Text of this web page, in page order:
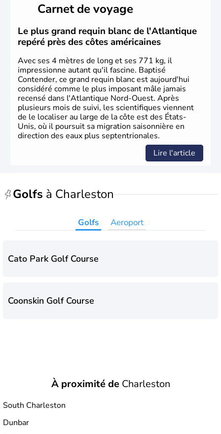
Plusieurs populations se sont succédées avant l'arrivée
des européens, suite à la découverte du continent par
Christophe Colomb en 1492. Les 13 colonies
britanniques proclament la Déclaration d'indépendance
en 1776 et adoptent leur première constitution en 1787.
La conquête de l'Ouest marque ensuite l'entrée dans une
phase de développement intense.
Carnet de voyage
Le plus grand requin blanc de l'Atlantique
repéré près des côtes américaines
Avec ses 4 mètres de long et ses 771 kg, il
impressionne autant qu'il fascine. Baptisé
Contender, ce grand requin blanc est aujourd'hui
considéré comme le plus imposant mâle jamais
recensé dans l'Atlantique Nord-Ouest. Après
plusieurs mois de suivi, les scientifiques viennent
de le localiser au large de la côte est des États-
Unis, où il poursuit sa migration saisonnière en
direction des eaux plus septentrionales.
Lire l'article
Golfs à Charleston
Golfs Aeroport
Cato Park Golf Course
Coonskin Golf Course
À proximité deCharleston
South Charleston
Dunbar